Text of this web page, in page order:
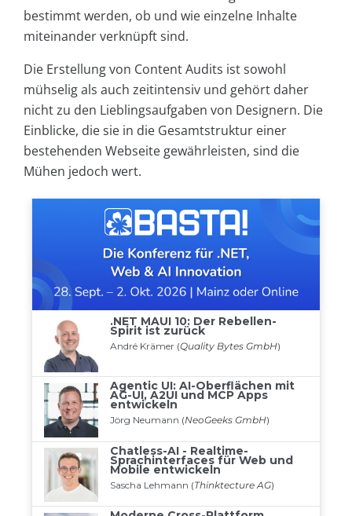
bestimmt werden, ob und wie einzelne Inhalte
miteinander verknüpft sind.
Die Erstellung von Content Audits ist sowohl
mühselig als auch zeitintensiv und gehört daher
nicht zu den Lieblingsaufgaben von Designern. Die
Einblicke, die sie in die Gesamtstruktur einer
bestehenden Webseite gewährleisten, sind die
Mühen jedoch wert.